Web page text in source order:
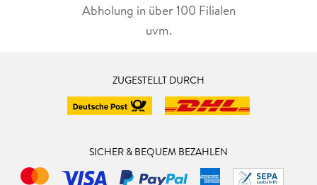
Abholung in über 100 Filialen
uvm.
ZUGESTELLT DURCH
SICHER & BEQUEM BEZAHLEN